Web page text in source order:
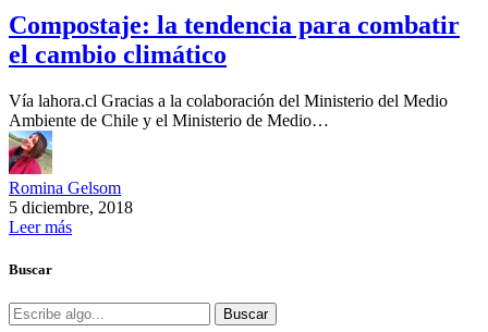
Compostaje: la tendencia para combatir
el cambio climático
Vía lahora.cl Gracias a la colaboración del Ministerio del Medio
Ambiente de Chile y el Ministerio de Medio…
Romina Gelsom
5 diciembre, 2018
Leer más
Buscar
Buscar